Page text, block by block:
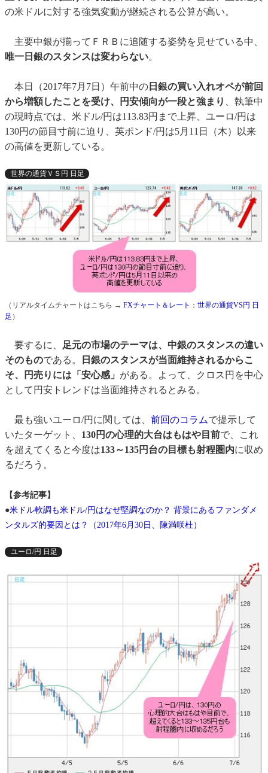
の米ドルに対する強気変動が継続される公算が高い。
主要中銀が揃ってＦＲＢに追随する姿勢を見せている中、
唯一日銀のスタンスは変わらない。
本日（2017年7月7日）午前中の 日銀の買い入れオペが前回
から増額したことを受け、円安傾向が一段と強まり
、執筆中
の現時点では、米ドル/円は113.83円まで上昇、ユーロ/円は
130円の節目寸前に迫り、英ポンド/円は5月11日（木）以来
の高値を更新している。
世界の通貨ＶＳ円 日足
（リアルタイムチャートはこちら → FXチャート＆レート：世界の通貨VS円 日
足 ）
要するに、
足元の市場のテーマは、中銀のスタンスの違い
そのものである。
日銀のスタンスが当面維持されるからこ
そ、円売りには「安心感」 がある。よって、クロス円を中心
として円安トレンドは当面維持されるとみる。
最も強いユーロ/円に関しては、 前回のコラムで提示して
いたターゲット、 130円の心理的大台はもはや目前で、これ
を超えてくると今度は133～135円台の目標も射程圏内に収め
るだろう。
【参考記事】
●米ドル軟調も米ドル/円はなぜ堅調なのか？ 背景にあるファンダメ
ンタルズ的要因とは？（2017年6月30日、陳満咲杜）
ユーロ/円 日足